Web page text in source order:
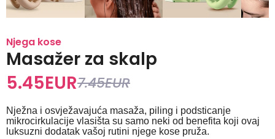
Njega kose
Masažer za skalp
5.45EUR7.45EUR
Nježna i osvježavajuća masaža, piling i podsticanje
mikrocirkulacije vlasišta su samo neki od benefita koji ovaj
luksuzni dodatak vašoj rutini njege kose pruža.